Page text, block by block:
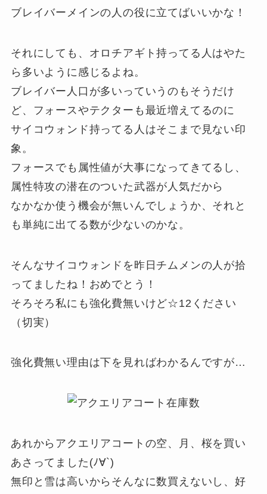
ブレイバーメインの人の役に立てばいいかな！
それにしても、オロチアギト持ってる人はやた
ら多いように感じるよね。
ブレイバー人口が多いっていうのもそうだけ
ど、フォースやテクターも最近増えてるのに
サイコウォンド持ってる人はそこまで見ない印
象。
フォースでも属性値が大事になってきてるし、
属性特攻の潜在のついた武器が人気だから
なかなか使う機会が無いんでしょうか、それと
も単純に出てる数が少ないのかな。
そんなサイコウォンドを昨日チムメンの人が拾
ってましたね！おめでとう！
そろそろ私にも強化費無いけど☆12ください
（切実）
強化費無い理由は下を見ればわかるんですが…
あれからアクエリアコートの空、月、桜を買い
あさってました(ﾉ∀`)
無印と雪は高いからそんなに数買えないし、好